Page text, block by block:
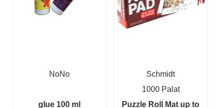
NoNo
glue 100 ml
Schmidt
1000 Palat
Puzzle Roll Mat up to